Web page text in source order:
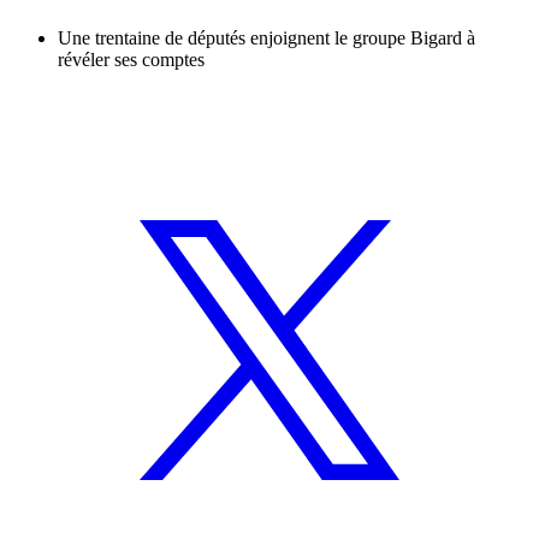
Une trentaine de députés enjoignent le groupe Bigard à
révéler ses comptes